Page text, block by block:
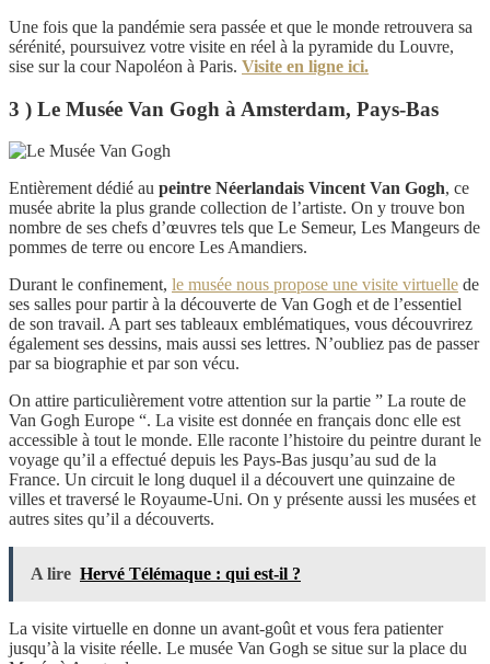
Une fois que la pandémie sera passée et que le monde retrouvera sa
sérénité, poursuivez votre visite en réel à la pyramide du Louvre,
sise sur la cour Napoléon à Paris. Visite en ligne ici.
3 ) Le Musée Van Gogh à Amsterdam, Pays-Bas
Entièrement dédié au peintre Néerlandais Vincent Van Gogh, ce
musée abrite la plus grande collection de l’artiste. On y trouve bon
nombre de ses chefs d’œuvres tels que Le Semeur, Les Mangeurs de
pommes de terre ou encore Les Amandiers.
Durant le confinement, le musée nous propose une visite virtuelle de
ses salles pour partir à la découverte de Van Gogh et de l’essentiel
de son travail. A part ses tableaux emblématiques, vous découvrirez
également ses dessins, mais aussi ses lettres. N’oubliez pas de passer
par sa biographie et par son vécu.
On attire particulièrement votre attention sur la partie ” La route de
Van Gogh Europe “. La visite est donnée en français donc elle est
accessible à tout le monde. Elle raconte l’histoire du peintre durant le
voyage qu’il a effectué depuis les Pays-Bas jusqu’au sud de la
France. Un circuit le long duquel il a découvert une quinzaine de
villes et traversé le Royaume-Uni. On y présente aussi les musées et
autres sites qu’il a découverts.
A lire Hervé Télémaque : qui est-il ?
La visite virtuelle en donne un avant-goût et vous fera patienter
jusqu’à la visite réelle. Le musée Van Gogh se situe sur la place du